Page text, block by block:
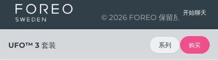
成为合作伙伴 © 2026 FOREO 保留所有权利
开始聊天
UFO™ 3 套装 系列 购买